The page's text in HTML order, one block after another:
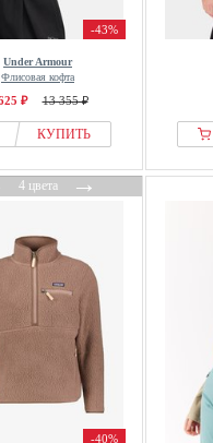
-43%
Under Armour
Флисовая кофта
₽ 13 355 ₽
КУПИТЬ
4 цвета→
-40%